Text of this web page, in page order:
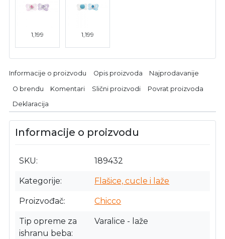
1,199 1,199
Informacije o proizvodu Opis proizvoda Najprodavanije
O brendu Komentari Slični proizvodi Povrat proizvoda
Deklaracija
Informacije o proizvodu
SKU 189432
Kategorije Flašice, cucle i laže
Proizvođač Chicco
Tip opreme za
ishranu beba
Varalice - laže